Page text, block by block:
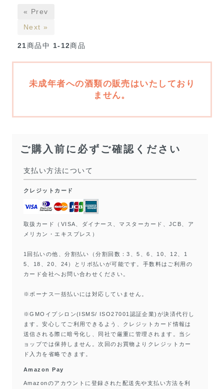
« Prev
Next »
21商品中 1-12商品
未成年者への酒類の販売はいたしており
ません。
ご購入前に必ずご確認ください
支払い方法について
クレジットカード
取扱カード（VISA、ダイナース、マスターカード、JCB、ア
メリカン・エキスプレス）
1回払いの他、分割払い（分割回数：3、5、6、10、12、1
5、18、20、24）とリボ払いが可能です。手数料はご利用の
カード会社へお問い合わせください。
※ボーナス一括払いには対応していません。
※GMOイプシロン(ISMS/ ISO27001認証企業)が決済代行し
ます。安心してご利用できるよう、クレジットカード情報は
送信される際に暗号化し、同社で厳重に管理されます。当シ
ョップでは保持しません。次回のお買物よりクレジットカー
ド入力を省略できます。
Amazon Pay
Amazonのアカウントに登録された配送先や支払い方法を利